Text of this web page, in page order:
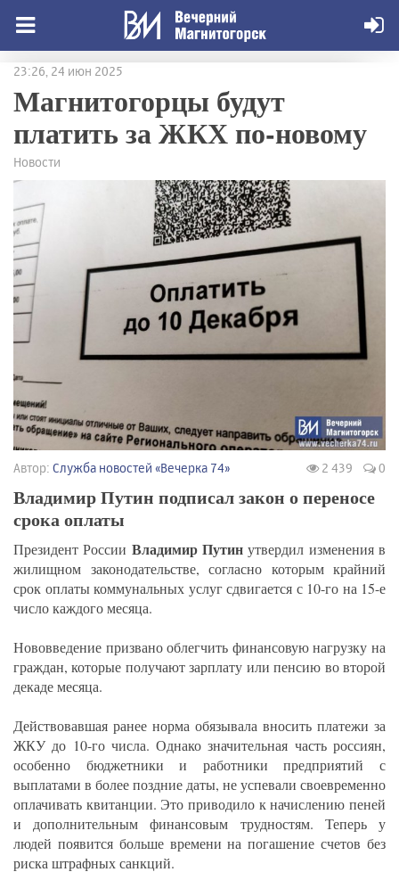
23:26, 24 июн 2025
Магнитогорцы будут
платить за ЖКХ по-новому
Новости
Автор: Служба новостей «Вечерка 74» 2 439 0
Владимир Путин подписал закон о переносе
срока оплаты
Президент России Владимир Путин утвердил изменения в
жилищном законодательстве, согласно которым крайний
срок оплаты коммунальных услуг сдвигается с 10-го на 15-е
число каждого месяца.
Нововведение призвано облегчить финансовую нагрузку на
граждан, которые получают зарплату или пенсию во второй
декаде месяца.
Действовавшая ранее норма обязывала вносить платежи за
ЖКУ до 10-го числа. Однако значительная часть россиян,
особенно бюджетники и работники предприятий с
выплатами в более поздние даты, не успевали своевременно
оплачивать квитанции. Это приводило к начислению пеней
и дополнительным финансовым трудностям. Теперь у
людей появится больше времени на погашение счетов без
риска штрафных санкций.